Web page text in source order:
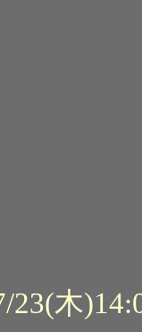
23(木